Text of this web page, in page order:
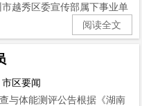
越秀区委宣传部属下事业单
阅读全文
市区要闻
与体能测评公告根据《湖南